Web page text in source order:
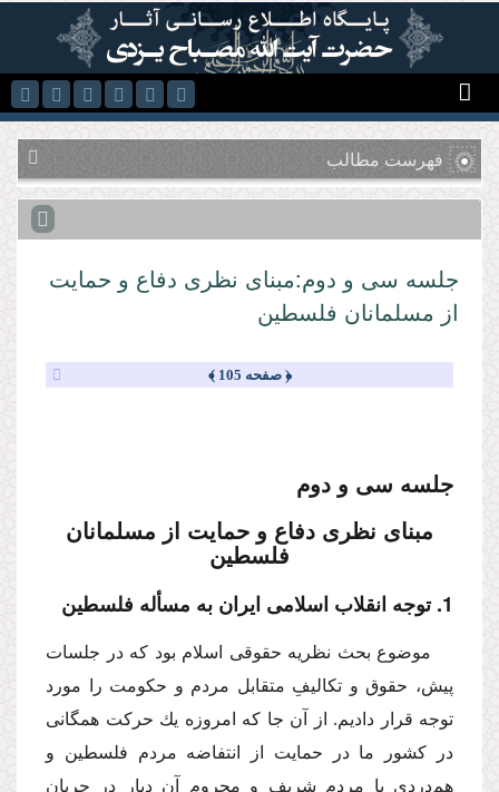
رفتن به محتوای اصلی
فهرست مطالب
جلسه سى و دوم:مبناى نظرى دفاع و حمایت
از مسلمانان فلسطین
﴿ صفحه 105 ﴾
جلسه سى و دوم
مبناى نظرى دفاع و حمایت از مسلمانان
فلسطین
1. توجه انقلاب اسلامى ایران به مسأله فلسطین
موضوع بحث نظریه حقوقى اسلام بود كه در جلسات
پیش، حقوق و تكالیفِ متقابل مردم و حكومت را مورد
توجه قرار دادیم. از آن جا كه امروزه یك حركت همگانى
در كشور ما در حمایت از انتفاضه مردم فلسطین و
هم‌دردى با مردم شریف و محروم آن دیار در جریان